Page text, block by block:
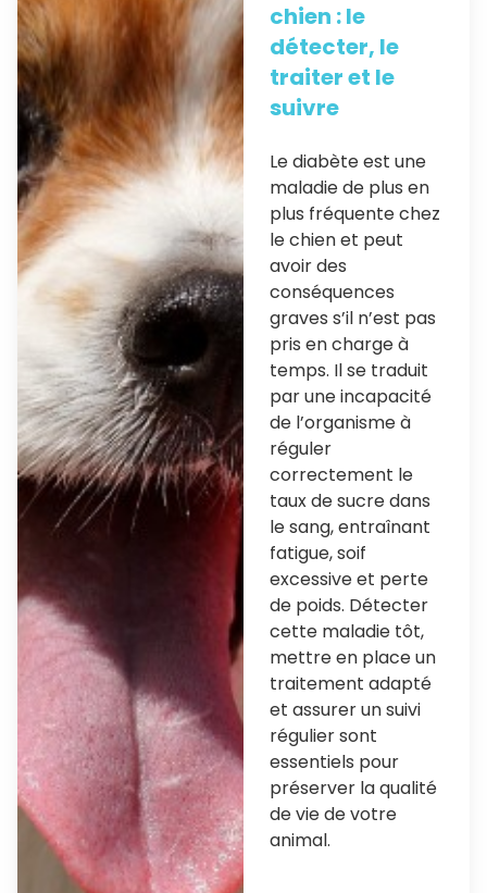
chien : le
détecter, le
traiter et le
suivre
Le diabète est une
maladie de plus en
plus fréquente chez
le chien et peut
avoir des
conséquences
graves s’il n’est pas
pris en charge à
temps. Il se traduit
par une incapacité
de l’organisme à
réguler
correctement le
taux de sucre dans
le sang, entraînant
fatigue, soif
excessive et perte
de poids. Détecter
cette maladie tôt,
mettre en place un
traitement adapté
et assurer un suivi
régulier sont
essentiels pour
préserver la qualité
de vie de votre
animal.